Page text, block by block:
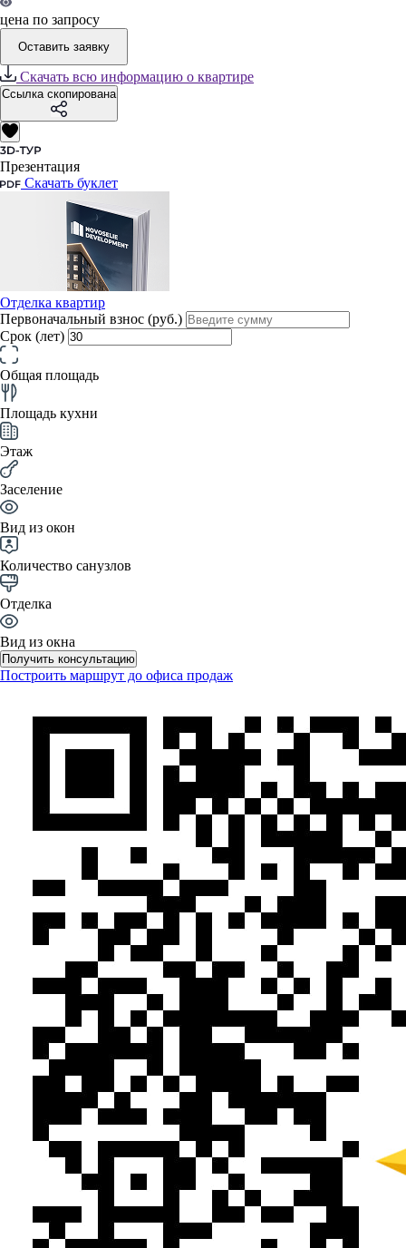
цена по запросу
Оставить заявку
Скачать всю информацию о квартире
Ссылка скопирована
Презентация
Скачать буклет
Отделка квартир
Первоначальный взнос (руб.)
Срок (лет)
Общая площадь
Площадь кухни
Этаж
Заселение
Вид из окон
Количество санузлов
Отделка
Вид из окна
Получить консультацию
Построить маршрут до офиса продаж